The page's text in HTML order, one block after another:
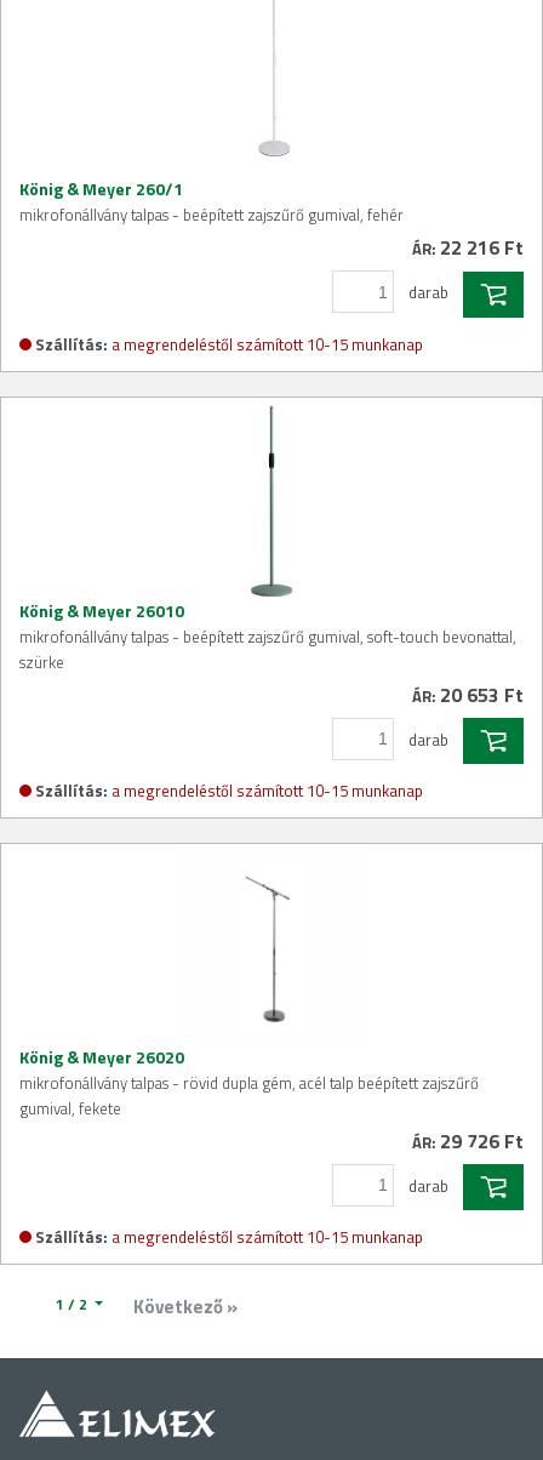
König & Meyer 260/1
mikrofonállvány talpas - beépített zajszűrő gumival, fehér
ÁR: 22 216 Ft
darab
Szállítás: a megrendeléstől számított 10-15 munkanap
König & Meyer 26010
mikrofonállvány talpas - beépített zajszűrő gumival, soft-touch bevonattal,
szürke
ÁR: 20 653 Ft
darab
Szállítás: a megrendeléstől számított 10-15 munkanap
König & Meyer 26020
mikrofonállvány talpas - rövid dupla gém, acél talp beépített zajszűrő
gumival, fekete
ÁR: 29 726 Ft
darab
Szállítás: a megrendeléstől számított 10-15 munkanap
1 / 2 Következő »